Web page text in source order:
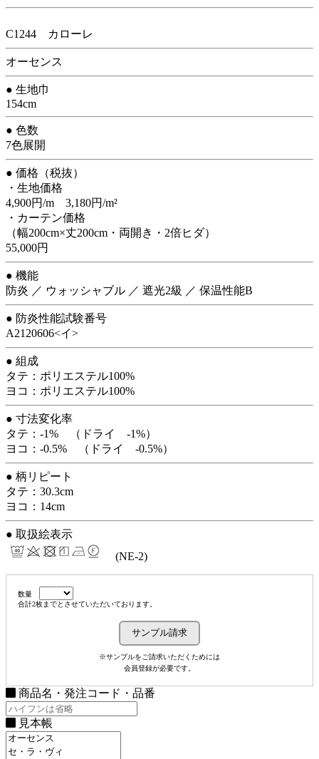
C1244 カローレ
オーセンス
● 生地巾
154cm
● 色数
7色展開
● 価格（税抜）
・生地価格
4,900円/m 3,180円/m²
・カーテン価格
（幅200cm×丈200cm・両開き・2倍ヒダ）
55,000円
● 機能
防炎 ／ ウォッシャブル ／ 遮光2級 ／ 保温性能B
● 防炎性能試験番号
A2120606<イ>
● 組成
タテ：ポリエステル100%
ヨコ：ポリエステル100%
● 寸法変化率
タテ：-1% （ドライ -1%）
ヨコ：-0.5% （ドライ -0.5%）
● 柄リピート
タテ：30.3cm
ヨコ：14cm
● 取扱絵表示
(NE-2)
数量
合計2枚までとさせていただいております。
※サンプルをご請求いただくためには
会員登録が必要です。
商品名・発注コード・品番
見本帳